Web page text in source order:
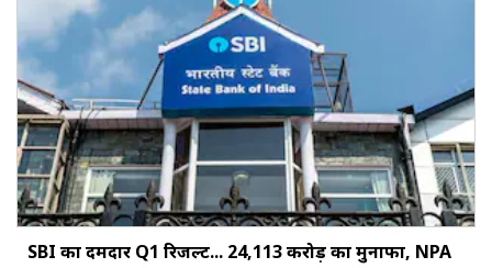
SBI का दमदार Q1 रिजल्ट... ₹24,113 करोड़ का मुनाफा, NPA